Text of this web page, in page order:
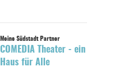
COMEDIA Theater - ein
Haus für Alle